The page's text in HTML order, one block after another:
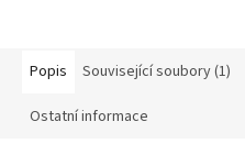
Popis Související soubory (1)
Ostatní informace